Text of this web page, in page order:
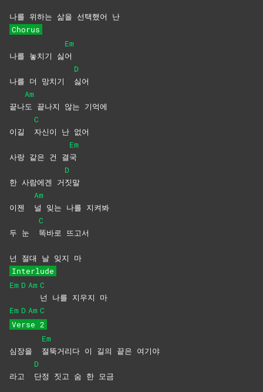
나를 위하는 삶을 선택했어 난
Chorus
나를 놓치기 싫
Em
어
나를 더 망치기
D
싫어
끝나
Am
도 끝나지 않는 기억에
이길
C
자신이 난 없어
사랑 같은 건 결
Em
국
한 사람에겐 거
D
짓말
이젠
Am
널 잊는 나를 지켜봐
두 눈
C
똑바로 뜨고서
넌 절대 날 잊지 마
Interlude
Em D Am C
넌 나를 지우지 마
Em D Am C
Verse 2
심장을
Em
절뚝거리다 이 길의 끝은 여기야
라고
D
단정 짓고 숨 한 모금